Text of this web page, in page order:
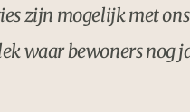
zijn mogelijk met
waar bewoners nog